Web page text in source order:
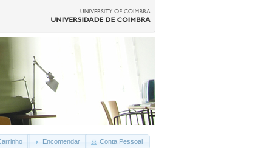
Encomendar Conta Pessoal